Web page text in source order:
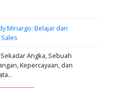
Minargo: Belajar dari
Angka, Sebuah
Kepercayaan, dan